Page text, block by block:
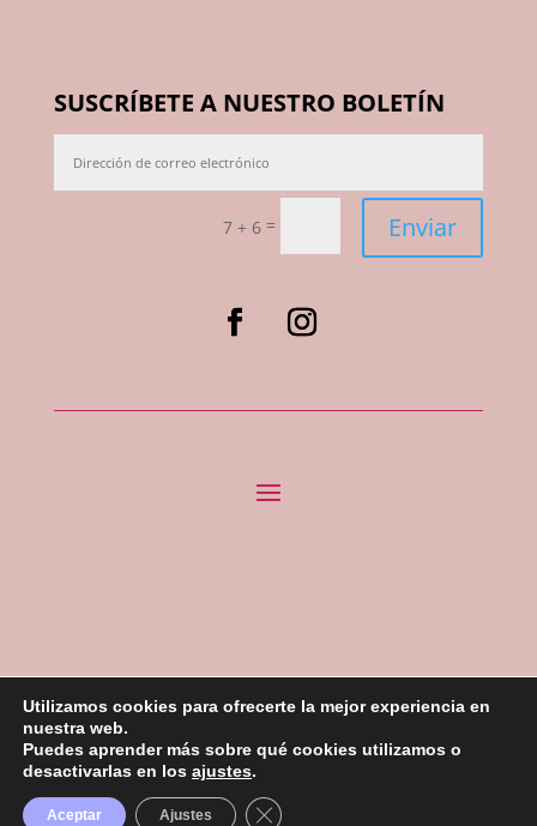
SUSCRÍBETE A NUESTRO BOLETÍN
7 + 6 = Enviar
Todos los Derechos reservados «La Duquesa Cakes»
2023 –
Desarrollado por ROI Agencia Creativa
Utilizamos cookies para ofrecerte la mejor experiencia en
nuestra web.
Puedes aprender más sobre qué cookies utilizamos o
desactivarlas en los ajustes.
Aceptar Ajustes Cerrar el banner de cookies RGPD